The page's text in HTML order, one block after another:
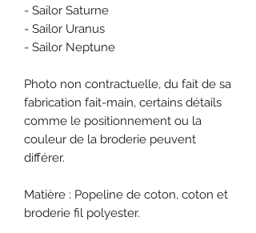
- Sailor Saturne
- Sailor Uranus
- Sailor Neptune
Photo non contractuelle, du fait de sa
fabrication fait-main, certains détails
comme le positionnement ou la
couleur de la broderie peuvent
différer.
Matière : Popeline de coton, coton et
broderie fil polyester.